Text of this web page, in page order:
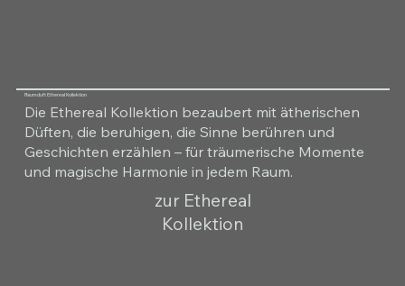
Raumduft Ethereal Kollektion
Die Ethereal Kollektion bezaubert mit ätherischen
Düften, die beruhigen, die Sinne berühren und
Geschichten erzählen – für träumerische Momente
und magische Harmonie in jedem Raum.
zur Ethereal
Kollektion